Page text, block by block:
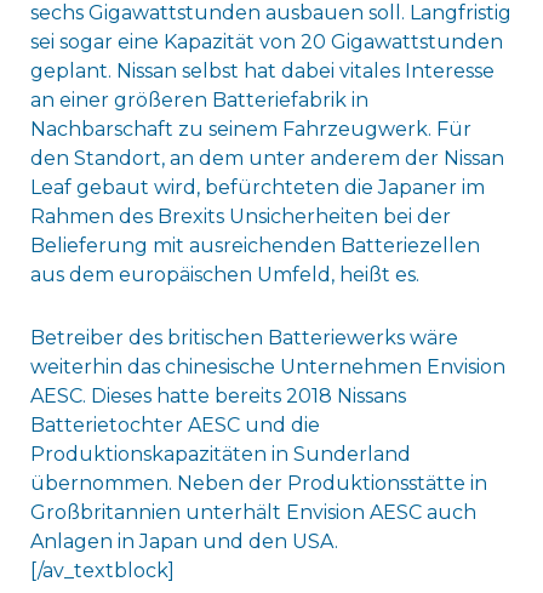
sechs Gigawattstunden ausbauen soll. Langfristig
sei sogar eine Kapazität von 20 Gigawattstunden
geplant. Nissan selbst hat dabei vitales Interesse
an einer größeren Batteriefabrik in
Nachbarschaft zu seinem Fahrzeugwerk. Für
den Standort, an dem unter anderem der Nissan
Leaf gebaut wird, befürchteten die Japaner im
Rahmen des Brexits Unsicherheiten bei der
Belieferung mit ausreichenden Batteriezellen
aus dem europäischen Umfeld, heißt es.
Betreiber des britischen Batteriewerks wäre
weiterhin das chinesische Unternehmen Envision
AESC. Dieses hatte bereits 2018 Nissans
Batterietochter AESC und die
Produktionskapazitäten in Sunderland
übernommen. Neben der Produktionsstätte in
Großbritannien unterhält Envision AESC auch
Anlagen in Japan und den USA.
[/av_textblock]